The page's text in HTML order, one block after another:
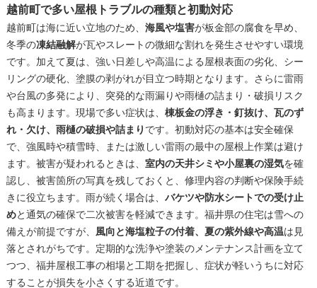
越前町で多い屋根トラブルの種類と初動対応
越前町は海に近い立地のため、 海風や塩害が板金部の腐食を早め、
冬季の凍結融解が瓦やスレートの微細な割れを発生させやすい環境
です。加えて夏は、強い日差しや高温による屋根表面の劣化、シー
リングの硬化、塗膜の剥がれが目立つ時期となります。さらに雷雨
や台風の多発により、突発的な雨漏りや雨樋の詰まり・破損リスク
も高まります。現場で多い症状は、 棟板金の浮き・釘抜け、瓦のず
れ・欠け、雨樋の破損や詰まりです。初動対応の基本は安全確保
で、強風時や積雪時、または激しい雷雨の最中の屋根上作業は避け
ます。被害が疑われるときは、 室内の天井シミや小屋裏の湿気を確
認し、被害箇所の写真を残しておくと、修理内容の判断や保険手続
きに役立ちます。雨が続く場合は、 バケツや防水シートでの受け止
めと通気の確保で二次被害を軽減できます。福井県の住宅は雪への
備えが前提ですが、 風向と海塩粒子の付着、夏の紫外線や高温は見
落とされがちです。定期的な洗浄や塗装のメンテナンス計画を立て
つつ、福井屋根工事の相場と工期を把握し、症状が軽いうちに対応
することが損失を小さくする近道です。